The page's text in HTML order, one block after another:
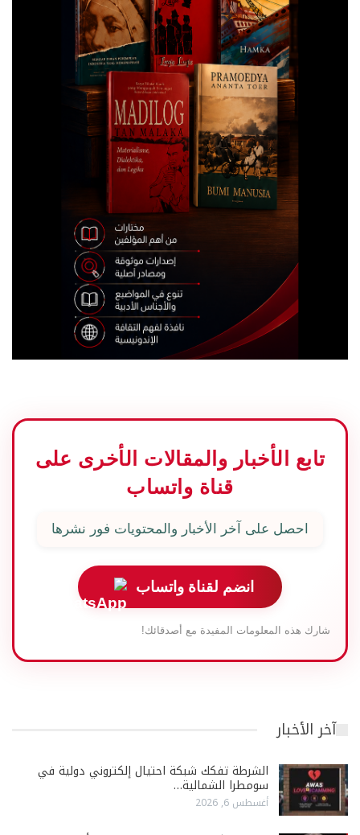
تابع الأخبار والمقالات الأخرى على
قناة واتساب
احصل على آخر الأخبار والمحتويات فور نشرها
انضم لقناة واتساب
شارك هذه المعلومات المفيدة مع أصدقائك!
آخر الأخبار
الشرطة تفكك شبكة احتيال إلكتروني دولية في
سومطرا الشمالية…
أغسطس 6, 2026